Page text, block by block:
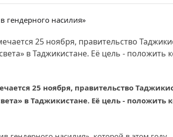
25 ноября, правительство
в Таджикистане. Её цель - положить
25 ноября, правительство
в Таджикистане. Её цель - положить